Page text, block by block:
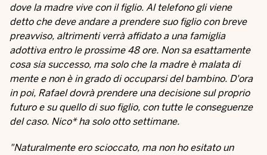
dove la madre vive con il figlio. Al telefono gli viene
detto che deve andare a prendere suo figlio con breve
preavviso, altrimenti verrà affidato a una famiglia
adottiva entro le prossime 48 ore. Non sa esattamente
cosa sia successo, ma solo che la madre è malata di
mente e non è in grado di occuparsi del bambino. D'ora
in poi, Rafael dovrà prendere una decisione sul proprio
futuro e su quello di suo figlio, con tutte le conseguenze
del caso. Nico* ha solo otto settimane.
"Naturalmente ero scioccato, ma non ho esitato un